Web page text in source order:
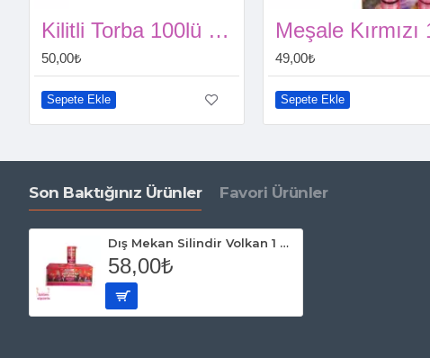
Kilitli Torba 100lü Kilitli Kına Çerezi Poşeti 10X12cm
50,00₺
Sepete Ekle
49,00₺
Sepete Ekle
Son Baktığınız Ürünler Favori Ürünler
Dış Mekan Silindir Volkan 1 Adet
58,00₺